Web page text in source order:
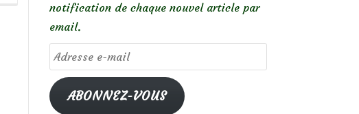
notification de chaque nouvel article par
email.
Adresse
e-
mailABONNEZ-VOUS